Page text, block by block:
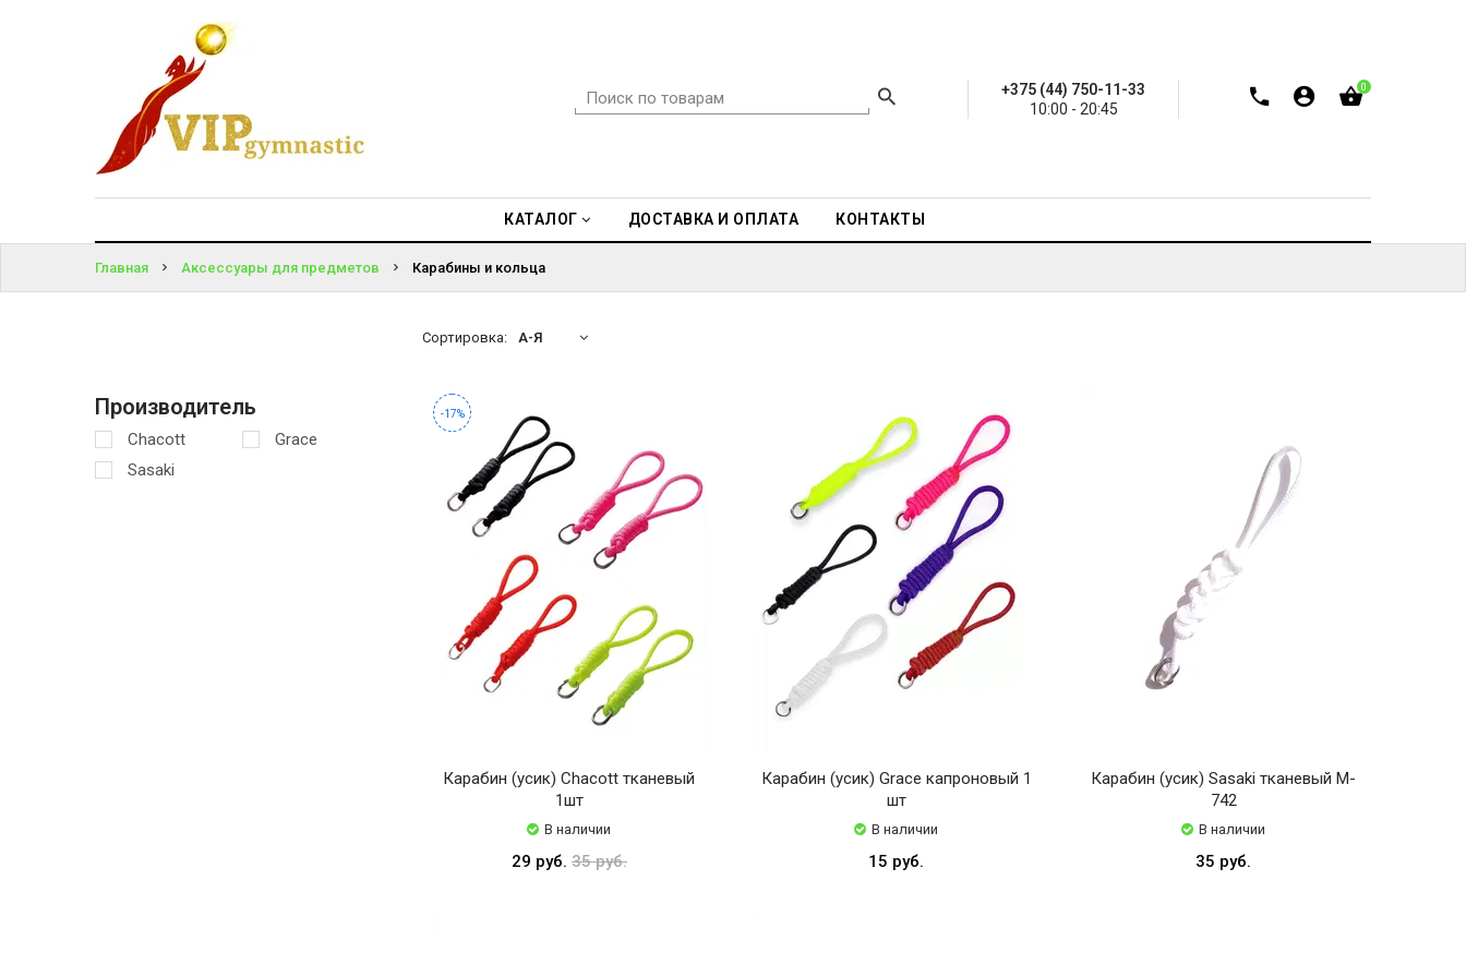
+375 (44) 750-11-33
10:00 - 20:45
0
КАТАЛОГ ДОСТАВКА И ОПЛАТА КОНТАКТЫ
КОНТАКТЫ
ВОЙТИ
ЗАБЫЛИ
ПАРОЛЬ?
Главная Аксессуары для предметов Карабины и кольца
Производитель
Chacott
Grace
Sasaki
Сортировка: А-Я
-17%
Карабин (усик) Chacott тканевый
1шт
В наличии
29 руб. 35 руб.
Карабин (усик) Grace капроновый 1
шт
В наличии
15 руб.
Карабин (усик) Sasaki тканевый M-
742
В наличии
35 руб.